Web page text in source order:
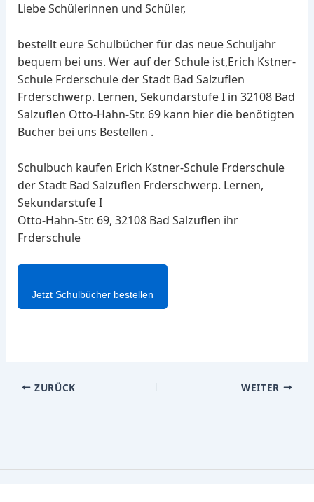
Liebe Schülerinnen und Schüler,
bestellt eure Schulbücher für das neue Schuljahr
bequem bei uns. Wer auf der Schule ist,Erich Kstner-
Schule Frderschule der Stadt Bad Salzuflen
Frderschwerp. Lernen, Sekundarstufe I in 32108 Bad
Salzuflen Otto-Hahn-Str. 69 kann hier die benötigten
Bücher bei uns Bestellen .
Schulbuch kaufen Erich Kstner-Schule Frderschule
der Stadt Bad Salzuflen Frderschwerp. Lernen,
Sekundarstufe I
Otto-Hahn-Str. 69, 32108 Bad Salzuflen ihr
Frderschule
Jetzt Schulbücher bestellen
ZURÜCK WEITER